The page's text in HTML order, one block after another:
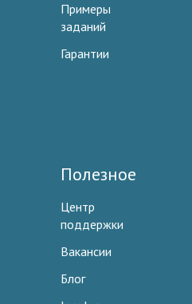
Примеры
заданий
Гарантии
Полезное
Центр
поддержки
Вакансии
Блог